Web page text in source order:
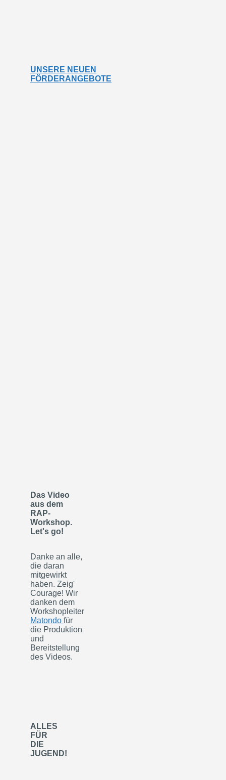
UNSERE NEUEN
FÖRDERANGEBOTE
Das Video
aus dem
RAP-
Workshop.
Let's go!
Danke an alle,
die daran
mitgewirkt
haben. Zeig'
Courage! Wir
danken dem
Workshopleiter
Matondo für
die Produktion
und
Bereitstellung
des Videos.
ALLES
FÜR
DIE
JUGEND!